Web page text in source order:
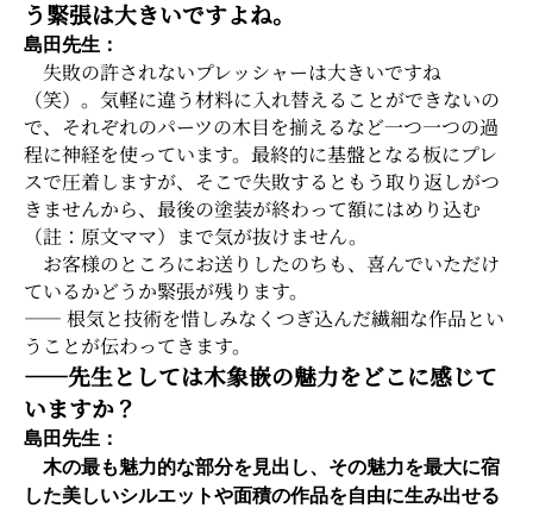
う緊張は大きいですよね。
島田先生：
失敗の許されないプレッシャーは大きいですね
（笑）。気軽に違う材料に入れ替えることができないの
で、それぞれのパーツの木目を揃えるなど一つ一つの過
程に神経を使っています。最終的に基盤となる板にプレ
スで圧着しますが、そこで失敗するともう取り返しがつ
きませんから、最後の塗装が終わって額にはめり込む
（註：原文ママ）まで気が抜けません。
お客様のところにお送りしたのちも、喜んでいただけ
ているかどうか緊張が残ります。
―― 根気と技術を惜しみなくつぎ込んだ繊細な作品とい
うことが伝わってきます。
――先生としては木象嵌の魅力をどこに感じて
いますか？
島田先生：
木の最も魅力的な部分を見出し、その魅力を最大に宿
した美しいシルエットや面積の作品を自由に生み出せる